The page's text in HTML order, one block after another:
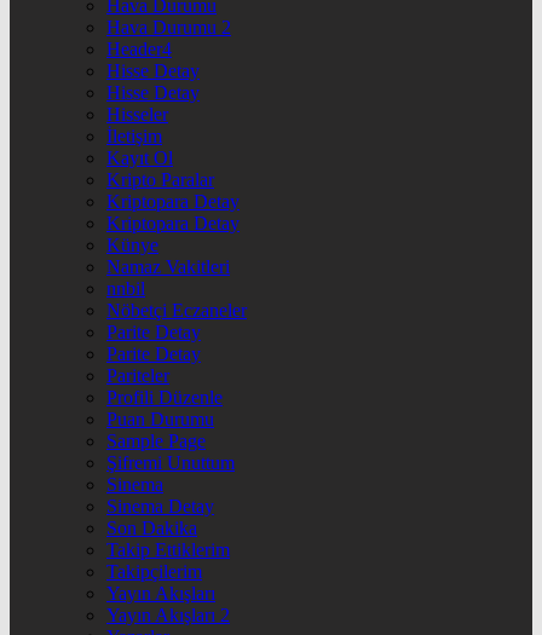
Hava Durumu
Hava Durumu 2
Header4
Hisse Detay
Hisse Detay
Hisseler
İletişim
Kayıt Ol
Kripto Paralar
Kriptopara Detay
Kriptopara Detay
Künye
Namaz Vakitleri
nnbil
Nöbetçi Eczaneler
Parite Detay
Parite Detay
Pariteler
Profili Düzenle
Puan Durumu
Sample Page
Şifremi Unuttum
Sinema
Sinema Detay
Son Dakika
Takip Ettiklerim
Takipçilerim
Yayın Akışları
Yayın Akışları 2